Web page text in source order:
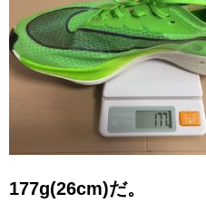
177g(26cm)だ。